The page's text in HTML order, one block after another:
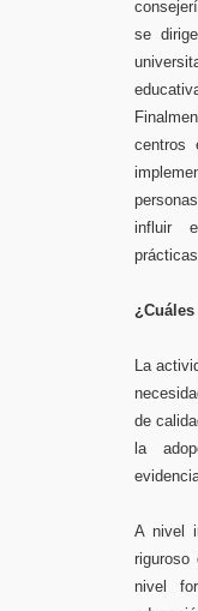
se
centros
influir
La
de
la
A nivel
nivel